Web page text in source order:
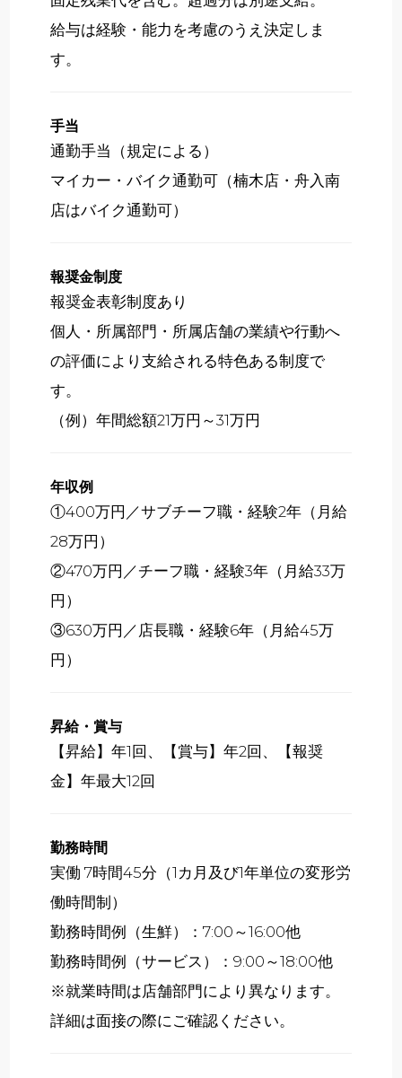
給与は経験・能力を考慮のうえ決定しま
す。
手当
通勤手当（規定による）
マイカー・バイク通勤可（楠木店・舟入南
店はバイク通勤可）
報奨金制度
報奨金表彰制度あり
個人・所属部門・所属店舗の業績や行動へ
の評価により支給される特色ある制度で
す。
（例）年間総額21万円～31万円
年収例
①400万円／サブチーフ職・経験2年（月給
28万円）
②470万円／チーフ職・経験3年（月給33万
円）
③630万円／店長職・経験6年（月給45万
円）
昇給・賞与
【昇給】年1回、【賞与】年2回、【報奨
金】年最大12回
勤務時間
実働 7時間45分（1カ月及び1年単位の変形労
働時間制）
勤務時間例（生鮮）：7:00～16:00他
勤務時間例（サービス）：9:00～18:00他
※就業時間は店舗部門により異なります。
詳細は面接の際にご確認ください。